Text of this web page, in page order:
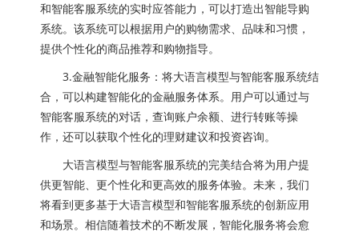
和智能客服系统的实时应答能力，可以打造出智能导购
系统。该系统可以根据用户的购物需求、品味和习惯，
提供个性化的商品推荐和购物指导。
3.金融智能化服务：将大语言模型与智能客服系统结
合，可以构建智能化的金融服务体系。用户可以通过与
智能客服系统的对话，查询账户余额、进行转账等操
作，还可以获取个性化的理财建议和投资咨询。
大语言模型与智能客服系统的完美结合将为用户提
供更智能、更个性化和更高效的服务体验。未来，我们
将看到更多基于大语言模型和智能客服系统的创新应用
和场景。相信随着技术的不断发展，智能化服务将会愈